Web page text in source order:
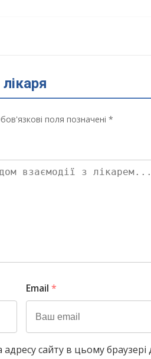
поля позначені *
Email *
сайту в цьому